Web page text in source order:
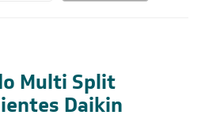
Multi Split
Daikin